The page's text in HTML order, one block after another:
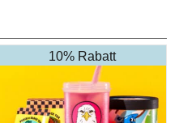
10% Rabatt